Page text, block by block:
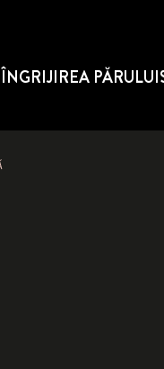
ÎNGRIJIREA PĂRULUI